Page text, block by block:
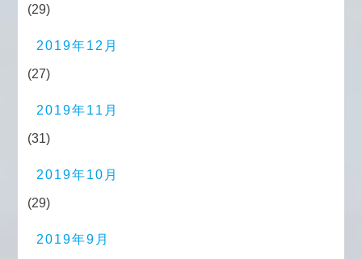
(29)
2019年12月
(27)
2019年11月
(31)
2019年10月
(29)
2019年9月